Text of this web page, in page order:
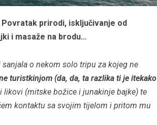
Povratak prirodi, isključivanje od
i masaže na brodu…
o nekom solo tripu za kojeg ne
turistkinjom (da, da, ta razlika ti je itekako
(mitske božice i junakinje bajke) te
kontaktu sa svojim tijelom i pritom mu